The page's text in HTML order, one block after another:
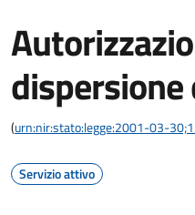
(urn:nir:stato:legge:2001-03-
Servizio attivo